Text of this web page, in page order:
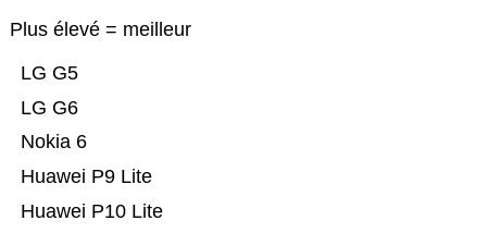
Plus élevé = meilleur
Huawei P10 Lite
Huawei P9 Lite
Nokia 6
LG G6
LG G5